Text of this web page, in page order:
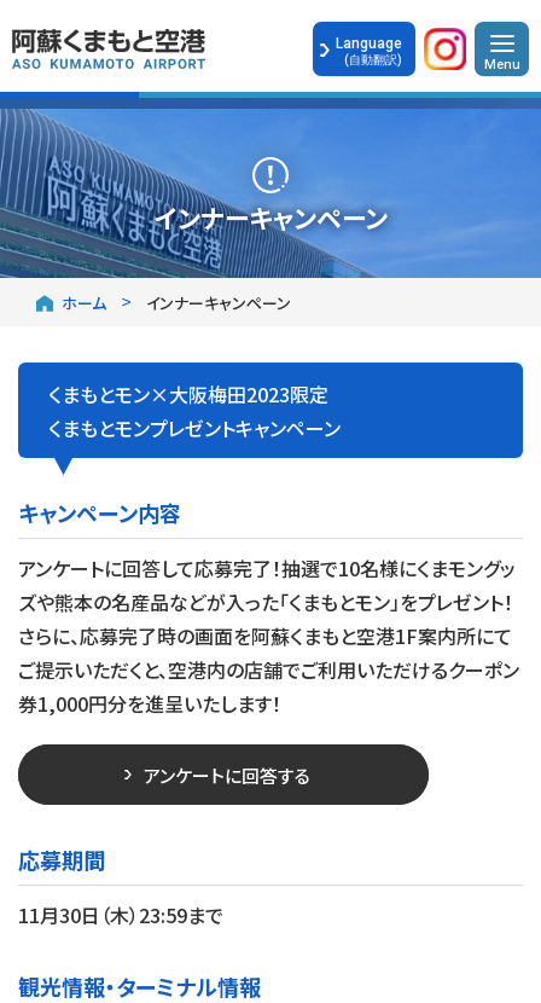
Language
(自動翻訳)
インナーキャンペーン
ホーム インナーキャンペーン
くまもとモン×大阪梅田2023限定
くまもとモンプレゼントキャンペーン
キャンペーン内容
アンケートに回答して応募完了！抽選で10名様にくまモングッ
ズや熊本の名産品などが入った「くまもとモン」をプレゼント！
さらに、応募完了時の画面を阿蘇くまもと空港1F案内所にて
ご提示いただくと、空港内の店舗でご利用いただけるクーポン
券1,000円分を進呈いたします！
アンケートに回答する
応募期間
11月30日（木）23:59まで
観光情報・ターミナル情報